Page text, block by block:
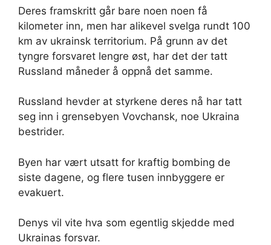
Deres framskritt går bare noen noen få
kilometer inn, men har alikevel svelga rundt 100
km av ukrainsk territorium. På grunn av det
tyngre forsvaret lengre øst, har det der tatt
Russland måneder å oppnå det samme.
Russland hevder at styrkene deres nå har tatt
seg inn i grensebyen Vovchansk, noe Ukraina
bestrider.
Byen har vært utsatt for kraftig bombing de
siste dagene, og flere tusen innbyggere er
evakuert.
Denys vil vite hva som egentlig skjedde med
Ukrainas forsvar.